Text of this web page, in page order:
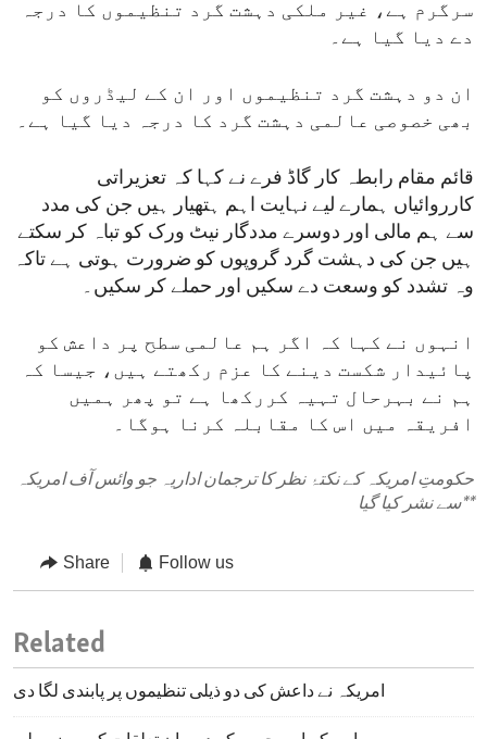
سرگرم ہے، غیر ملکی دہشت گرد تنظیموں کا درجہ
دے دیا گیا ہے۔
ان دو دہشت گرد تنظیموں اور ان کے لیڈروں کو
بھی خصوصی عالمی دہشت گرد کا درجہ دیا گیا ہے۔
قائم مقام رابطہ کار گاڈ فرے نے کہا کہ تعزیراتی
کارروائیاں ہمارے لیے نہایت اہم ہتھیار ہیں جن کی مدد
سے ہم مالی اور دوسرے مددگار نیٹ ورک کو تباہ کر سکتے
ہیں جن کی دہشت گرد گروپوں کو ضرورت ہوتی ہے تاکہ
وہ تشدد کو وسعت دے سکیں اور حملے کر سکیں۔
انہوں نے کہا کہ اگر ہم عالمی سطح پر داعش کو
پائیدار شکست دینے کا عزم رکھتے ہیں، جیسا کہ
ہم نے بہرحال تہیہ کررکھا ہے تو پھر ہمیں
افریقہ میں اس کا مقابلہ کرنا ہوگا۔
حکومتِ امریکہ کے نکتۂ نظر کا ترجمان اداریہ جو وائس آف امریکہ
سے نشر کیا گیا**
Share Follow us
Related
امریکہ نے داعش کی دو ذیلی تنظیموں پر پابندی لگا دی